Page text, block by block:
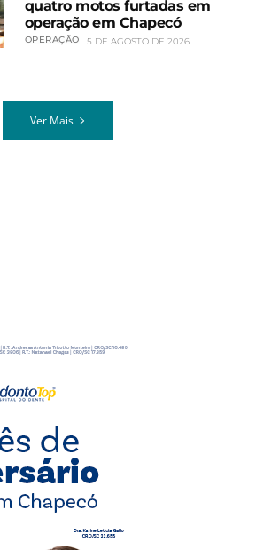
quatro motos furtadas em
operação em Chapecó
OPERAÇÃO 5 DE AGOSTO DE 2026
Ver Mais